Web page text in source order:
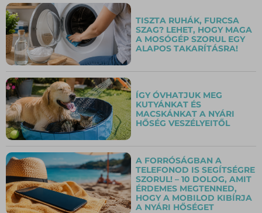
TISZTA RUHÁK, FURCSA
SZAG? LEHET, HOGY MAGA
A MOSÓGÉP SZORUL EGY
ALAPOS TAKARÍTÁSRA!
ÍGY ÓVHATJUK MEG
KUTYÁNKAT ÉS
MACSKÁNKAT A NYÁRI
HŐSÉG VESZÉLYEITŐL
A FORRÓSÁGBAN A
TELEFONOD IS SEGÍTSÉGRE
SZORUL! – 10 DOLOG, AMIT
ÉRDEMES MEGTENNED,
HOGY A MOBILOD KIBÍRJA
A NYÁRI HŐSÉGET